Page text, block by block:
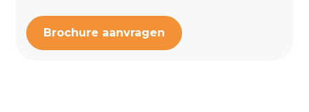
Brochure aanvragen